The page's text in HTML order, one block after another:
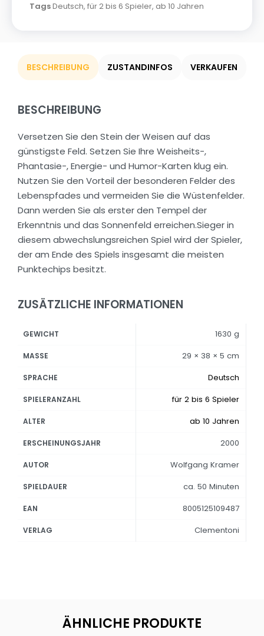
TagsDeutsch, für 2 bis 6 Spieler, ab 10 Jahren
BESCHREIBUNG ZUSTANDINFOS VERKAUFEN
BESCHREIBUNG
Versetzen Sie den Stein der Weisen auf das
günstigste Feld. Setzen Sie Ihre Weisheits-,
Phantasie-, Energie- und Humor-Karten klug ein.
Nutzen Sie den Vorteil der besonderen Felder des
Lebenspfades und vermeiden Sie die Wüstenfelder.
Dann werden Sie als erster den Tempel der
Erkenntnis und das Sonnenfeld erreichen.Sieger in
diesem abwechslungsreichen Spiel wird der Spieler,
der am Ende des Spiels insgesamt die meisten
Punktechips besitzt.
ZUSÄTZLICHE INFORMATIONEN
GEWICHT 1630 g
MASSE 29 × 38 × 5 cm
SPRACHE Deutsch
SPIELERANZAHL für 2 bis 6 Spieler
ALTER ab 10 Jahren
ERSCHEINUNGSJAHR 2000
AUTOR Wolfgang Kramer
SPIELDAUER ca. 50 Minuten
EAN 8005125109487
VERLAG Clementoni
ÄHNLICHE PRODUKTE